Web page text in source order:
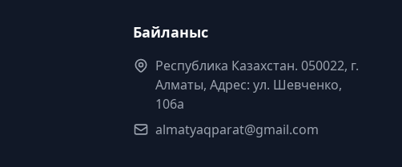
Байланыс
Республика Казахстан. 050022, г.
Алматы, Адрес: ул. Шевченко,
106а
almatyaqparat@gmail.com